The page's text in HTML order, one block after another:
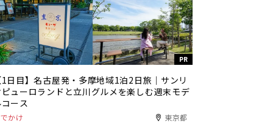
PR
日目】名古屋発・多摩地域1泊2日旅｜サンリ
ューロランドと立川グルメを楽しむ週末モデ
ース
かけ 東京都